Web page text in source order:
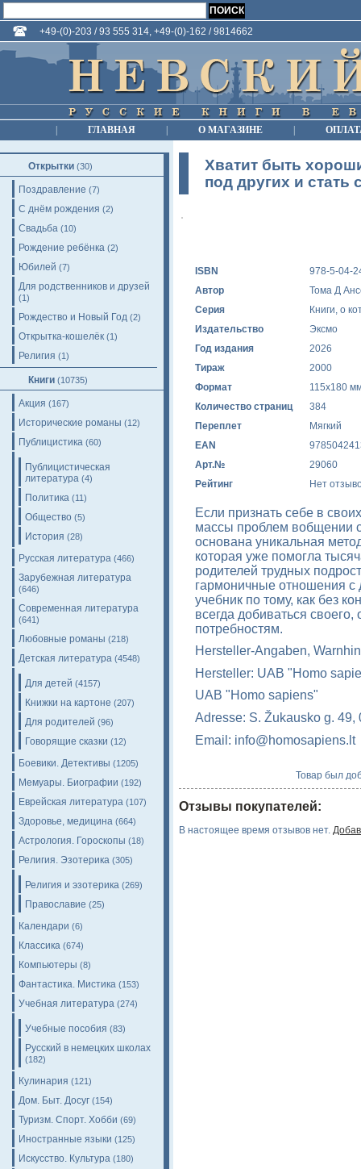
+49-(0)-203 / 93 555 314, +49-(0)-162 / 9814662
ГЛАВНАЯ О МАГАЗИНЕ
Открытки (30)
Поздравление (7)
С днём рождения (2)
Свадьба (10)
Рождение ребёнка (2)
Юбилей (7)
Для родственников и друзей
(1)
Рождество и Новый Год (2)
Открытка-кошелёк (1)
Религия (1)
Книги (10735)
Акция (167)
Исторические романы (12)
Публицистика (60)
Публицистическая
литература (4)
Политика (11)
Общество (5)
История (28)
Русская литература (466)
Зарубежная литература
(646)
Современная литература
(641)
Любовные романы (218)
Детская литература (4548)
Для детей (4157)
Книжки на картоне (207)
Для родителей (96)
Говорящие сказки (12)
Боевики. Детективы (1205)
Мемуары. Биографии (192)
Еврейская литература (107)
Здоровье, медицина (664)
Астрология. Гороскопы (18)
Религия. Эзотерика (305)
Религия и эзотерика (269)
Православие (25)
Календари (6)
Классика (674)
Компьютеры (8)
Фантастика. Мистика (153)
Учебная литература (274)
Учебные пособия (83)
Русский в немецких школах
(182)
Кулинария (121)
Дом. Быт. Досуг (154)
Туризм. Спорт. Хобби (69)
Иностранные языки (125)
Искусство. Культура (180)
Хватит быть
под других и стать
ISBN
978-5-04-
Автор
Тома Д
Серия
Книги, о
Издательство
Эксмо
Год издания
2026
Тираж
2000
Формат
115x180
Количество страниц
384
Переплет
Мягкий
EAN
Арт.№
29060
Рейтинг
Нет
Если признать себе в
массы проблем вобщении
основана уникальная
которая уже помогла
родителей трудных
гармоничные отношения
учебник по тому, как без
всегда добиваться
потребностям.
Hersteller-Angaben,
Hersteller: UAB "Homo
UAB "Homo sapiens"
Adresse: S. Žukausko g.
Email: info@homosapiens.lt
Товар был
Отзывы покупателей:
В настоящее время отзывов нет.